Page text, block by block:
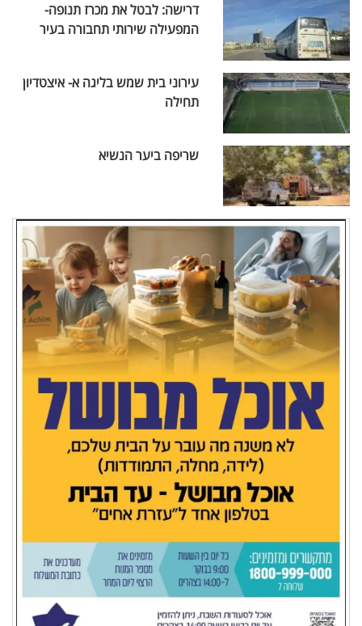
דרישה: לבטל את מכרז תנופה-
המפעילה שירותי תחבורה בעיר
עירוני בית שמש בליגה א- איצטדיון
תחילה
שריפה ביער הנשיא